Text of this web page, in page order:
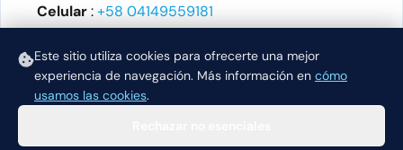
Este sitio utiliza cookies para ofrecerte una mejor
experiencia de navegación. Más información en cómo
usamos las cookies.
Celular:+58 04149559181
Martes:
13:00-18:00
Miercoles:
08:00-18:00